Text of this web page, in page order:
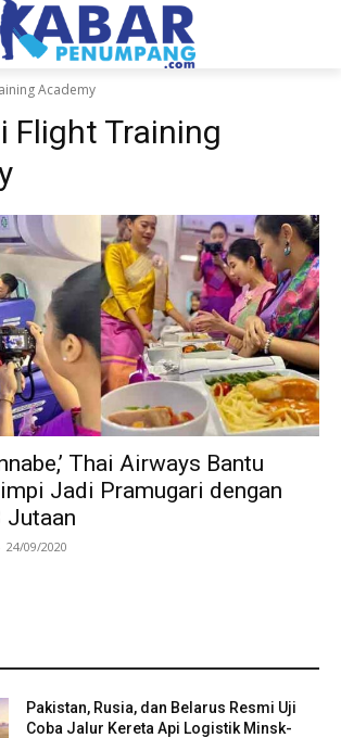
Academy
Flight Training
Thai Airways Bantu
Jadi Pramugari dengan
Jutaan
24/09/2020
Pakistan, Rusia, dan Belarus Resmi Uji
Coba Jalur Kereta Api Logistik Minsk-